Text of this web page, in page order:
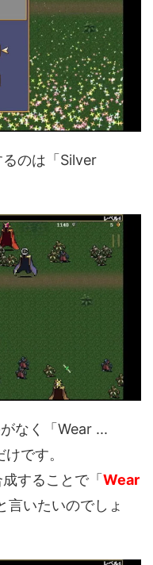
のは「Silver
なく「Wear ...
です。
することで「 Wear
言いたいのでしょ